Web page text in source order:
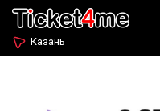
Казань